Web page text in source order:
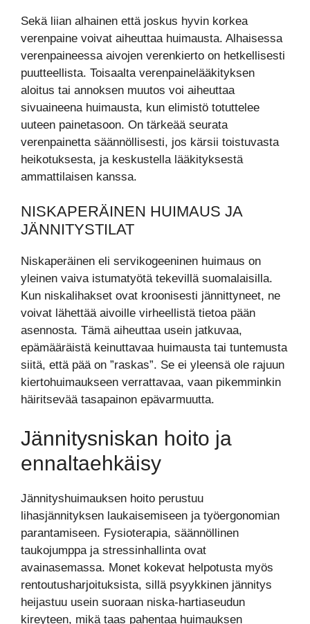
Sekä liian alhainen että joskus hyvin korkea
verenpaine voivat aiheuttaa huimausta. Alhaisessa
verenpaineessa aivojen verenkierto on hetkellisesti
puutteellista. Toisaalta verenpainelääkityksen
aloitus tai annoksen muutos voi aiheuttaa
sivuaineena huimausta, kun elimistö totuttelee
uuteen painetasoon. On tärkeää seurata
verenpainetta säännöllisesti, jos kärsii toistuvasta
heikotuksesta, ja keskustella lääkityksestä
ammattilaisen kanssa.
NISKAPERÄINEN HUIMAUS JA
JÄNNITYSTILAT
Niskaperäinen eli servikogeeninen huimaus on
yleinen vaiva istumatyötä tekevillä suomalaisilla.
Kun niskalihakset ovat kroonisesti jännittyneet, ne
voivat lähettää aivoille virheellistä tietoa pään
asennosta. Tämä aiheuttaa usein jatkuvaa,
epämääräistä keinuttavaa huimausta tai tuntemusta
siitä, että pää on ”raskas”. Se ei yleensä ole rajuun
kiertohuimaukseen verrattavaa, vaan pikemminkin
häiritsevää tasapainon epävarmuutta.
Jännitysniskan hoito ja
ennaltaehkäisy
Jännityshuimauksen hoito perustuu
lihasjännityksen laukaisemiseen ja työergonomian
parantamiseen. Fysioterapia, säännöllinen
taukojumppa ja stressinhallinta ovat
avainasemassa. Monet kokevat helpotusta myös
rentoutusharjoituksista, sillä psyykkinen jännitys
heijastuu usein suoraan niska-hartiaseudun
kireyteen, mikä taas pahentaa huimauksen